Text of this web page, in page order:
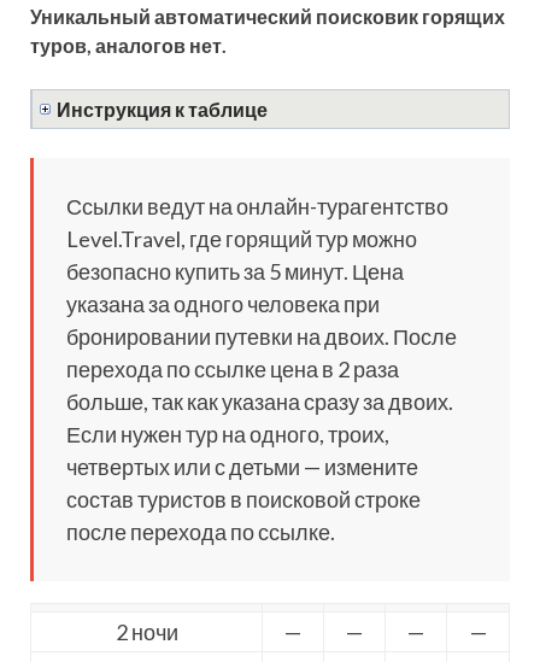
Уникальный автоматический поисковик горящих
туров, аналогов нет.
Инструкция к таблице
Ссылки ведут на онлайн-турагентство
Level.Travel, где горящий тур можно
безопасно купить за 5 минут. Цена
указана за одного человека при
бронировании путевки на двоих. После
перехода по ссылке цена в 2 раза
больше, так как указана сразу за двоих.
Если нужен тур на одного, троих,
четвертых или с детьми — измените
состав туристов в поисковой строке
после перехода по ссылке.
2 ночи — — —
—